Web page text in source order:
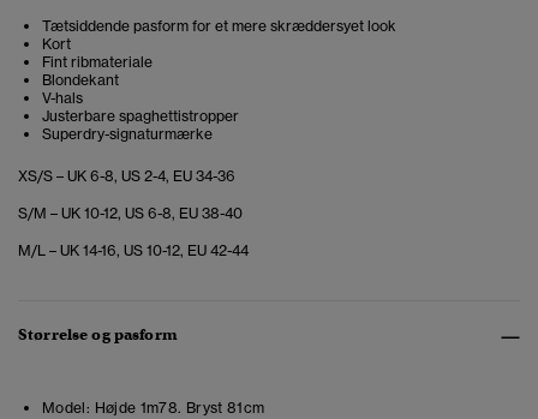
Tætsiddende pasform for et mere skræddersyet look
Kort
Fint ribmateriale
Blondekant
V-hals
Justerbare spaghettistropper
Superdry-signaturmærke
XS/S – UK 6-8, US 2-4, EU 34-36
S/M – UK 10-12, US 6-8, EU 38-40
M/L – UK 14-16, US 10-12, EU 42-44
Størrelse og pasform
Model: Højde 1m78. Bryst 81cm